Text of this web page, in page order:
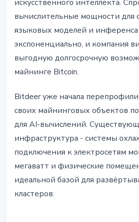
искусственного интеллекта.
вычислительные мощности для
языковых моделей и инференса
экспоненциально, и компания
выгодную долгосрочную
майнинге Bitcoin.
Bitdeer уже начала
своих майнинговых объектов
для AI-вычислений.
инфраструктура - системы
подключения к электросетям
мегаватт и физические
идеальной базой для
кластеров.